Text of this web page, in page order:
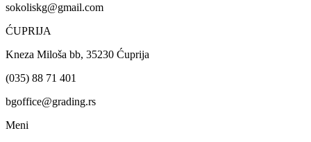
sokoliskg@gmail.com
ĆUPRIJA
Kneza Miloša bb, 35230 Ćuprija
(035) 88 71 401
bgoffice@grading.rs
Meni